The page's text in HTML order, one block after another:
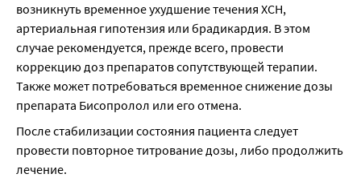
возникнуть временное ухудшение течения ХСН,
артериальная гипотензия или брадикардия. В этом
случае рекомендуется, прежде всего, провести
коррекцию доз препаратов сопутствующей терапии.
Также может потребоваться временное снижение дозы
препарата Бисопролол или его отмена.
После стабилизации состояния пациента следует
провести повторное титрование дозы, либо продолжить
лечение.